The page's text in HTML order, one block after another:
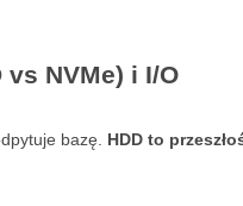
vs NVMe) i I/O
bazę. HDD to